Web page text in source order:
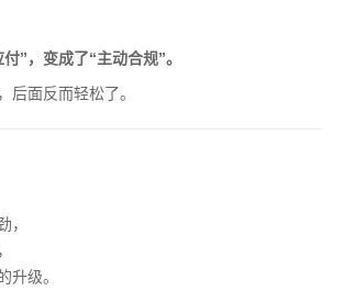
”，变成了“主动合规”。
后面反而轻松了。
，
升级。